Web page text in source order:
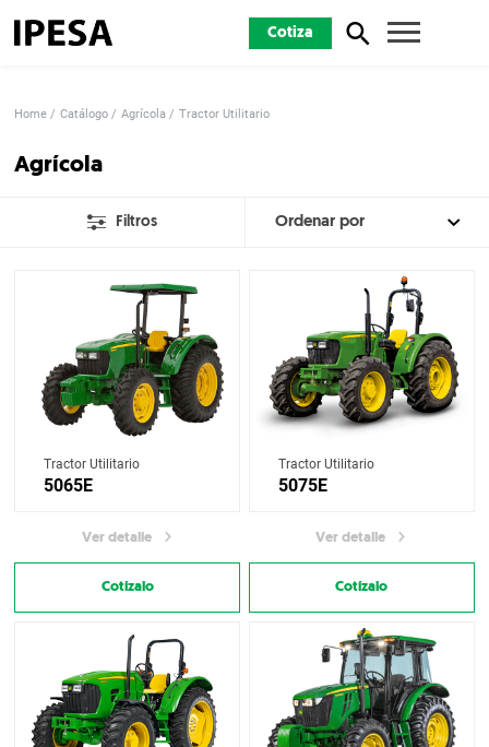
Cotiza
Home Catálogo Agrícola Tractor Utilitario
Agrícola
Filtros
Tractor Utilitario
5065E
Ver detalle
Cotízalo
Tractor Utilitario
5075E
Ver detalle
Cotízalo